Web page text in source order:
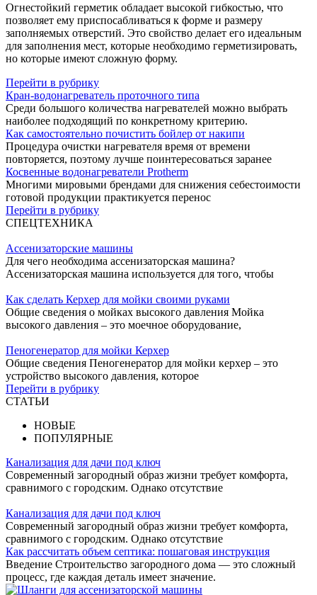
Огнестойкий герметик обладает высокой гибкостью, что
позволяет ему приспосабливаться к форме и размеру
заполняемых отверстий. Это свойство делает его идеальным
для заполнения мест, которые необходимо герметизировать,
но которые имеют сложную форму.
Перейти в рубрику
Кран-водонагреватель проточного типа
Среди большого количества нагревателей можно выбрать
наиболее подходящий по конкретному критерию.
Как самостоятельно почистить бойлер от накипи
Процедура очистки нагревателя время от времени
повторяется, поэтому лучше поинтересоваться заранее
Косвенные водонагреватели Protherm
Многими мировыми брендами для снижения себестоимости
готовой продукции практикуется перенос
Перейти в рубрику
СПЕЦТЕХНИКА
Ассенизаторские машины
Для чего необходима ассенизаторская машина?
Ассенизаторская машина используется для того, чтобы
Как сделать Керхер для мойки своими руками
Общие сведения о мойках высокого давления Мойка
высокого давления – это моечное оборудование,
Пеногенератор для мойки Керхер
Общие сведения Пеногенератор для мойки керхер – это
устройство высокого давления, которое
Перейти в рубрику
СТАТЬИ
НОВЫЕ
ПОПУЛЯРНЫЕ
Канализация для дачи под ключ
Современный загородный образ жизни требует комфорта,
сравнимого с городским. Однако отсутствие
Канализация для дачи под ключ
Современный загородный образ жизни требует комфорта,
сравнимого с городским. Однако отсутствие
Как рассчитать объем септика: пошаговая инструкция
Введение Строительство загородного дома — это сложный
процесс, где каждая деталь имеет значение.